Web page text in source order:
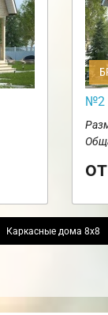
№2
Каркасные дома 8х8